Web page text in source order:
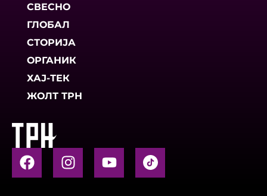
СВЕСНО
ГЛОБАЛ
СТОРИЈА
ОРГАНИК
ХАЈ-ТЕК
ЖОЛТ ТРН